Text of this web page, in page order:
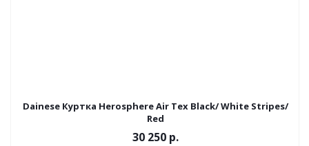
Dainese Куртка Herosphere Air Tex Black/ White Stripes/
Red
30 250 р.